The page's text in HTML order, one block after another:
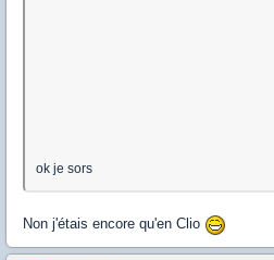
ok je sors
Non j'étais encore qu'en Clio